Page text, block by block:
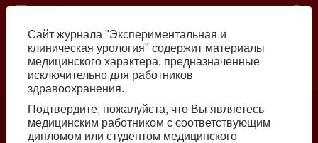
Skip
content
Number №2, 2026
Сайт журнала "Экспериментальная и
клиническая урология" содержит материалы
медицинского характера, предназначенные
исключительно для работников
здравоохранения.
Подтвердите, пожалуйста, что Вы являетесь
медицинским работником с соответствующим
дипломом или студентом медицинского